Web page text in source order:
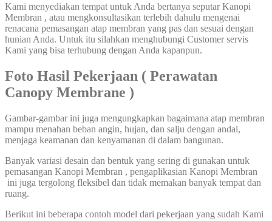
Kami menyediakan tempat untuk Anda bertanya seputar Kanopi
Membran , atau mengkonsultasikan terlebih dahulu mengenai
renacana pemasangan atap membran yang pas dan sesuai dengan
hunian Anda. Untuk itu silahkan menghubungi Customer servis
Kami yang bisa terhubung dengan Anda kapanpun.
Foto Hasil Pekerjaan ( Perawatan
Canopy Membrane )
Gambar-gambar ini juga mengungkapkan bagaimana atap membran
mampu menahan beban angin, hujan, dan salju dengan andal,
menjaga keamanan dan kenyamanan di dalam bangunan.
Banyak variasi desain dan bentuk yang sering di gunakan untuk
pemasangan Kanopi Membran , pengaplikasian Kanopi Membran
ini juga tergolong fleksibel dan tidak memakan banyak tempat dan
ruang.
Berikut ini beberapa contoh model dari pekerjaan yang sudah Kami